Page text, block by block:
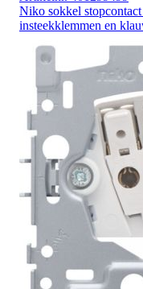
Niko sokkel
insteekklemmen en